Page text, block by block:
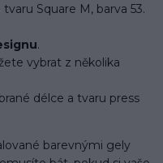
Square M, barva 53.
.
vybrat z několika
délce a tvaru press
barevnými gely